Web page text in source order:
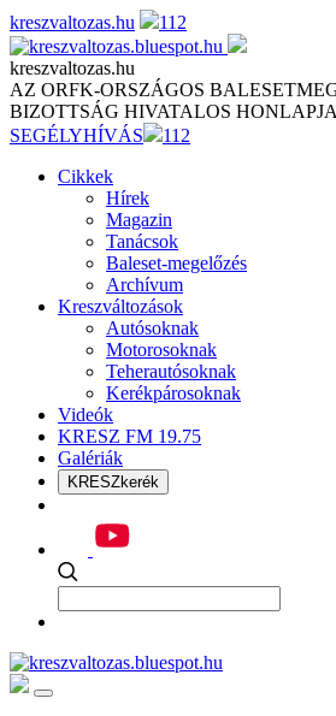
Skip
to
content
kreszvaltozas.hu 112
kreszvaltozas.hu
AZ ORFK-ORSZÁGOS
BIZOTTSÁG HIVATALOS HONLAPJA
SEGÉLYHÍVÁS
112
Cikkek
Hírek
Magazin
Tanácsok
Baleset-megelőzés
Archívum
Kreszváltozások
Autósoknak
Motorosoknak
Teherautósoknak
Kerékpárosoknak
Videók
KRESZ FM 19.75
Galériák
KRESZkerék